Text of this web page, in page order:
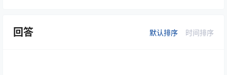
回答 默认排序 时间排序